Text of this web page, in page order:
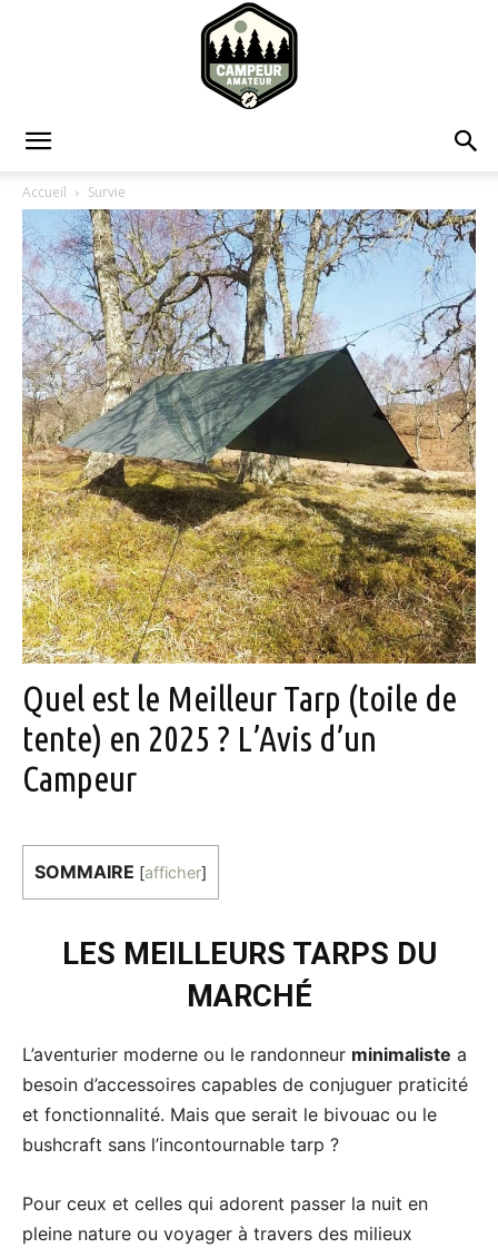
Amateur
Accueil Survie
Quel est le Meilleur Tarp (toile de
tente) en 2025 ? L’Avis d’un
Campeur
SOMMAIRE [afficher]
LES MEILLEURS TARPS DU
MARCHÉ
L’aventurier moderne ou le randonneur minimaliste a
besoin d’accessoires capables de conjuguer praticité
et fonctionnalité. Mais que serait le bivouac ou le
bushcraft sans l’incontournable tarp ?
Pour ceux et celles qui adorent passer la nuit en
pleine nature ou voyager à travers des milieux